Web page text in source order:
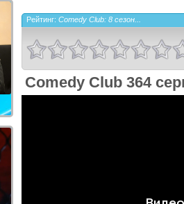
Рейтинг: Comedy Club: 8 сезон...
Comedy Club 364